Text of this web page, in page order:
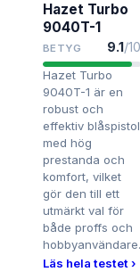
Hazet Turbo
9040T-1
BETYG 9.1/10
Hazet Turbo
9040T-1 är en
robust och
effektiv blåspistol
med hög
prestanda och
komfort, vilket
gör den till ett
utmärkt val för
både proffs och
hobbyanvändare.
Läs hela testet ›